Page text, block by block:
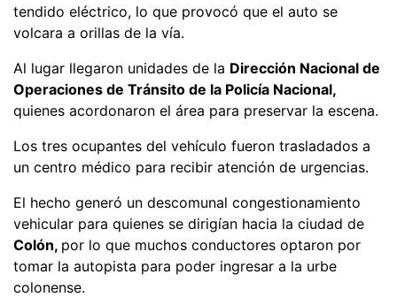
tendido eléctrico, lo que provocó que el auto se
volcara a orillas de la vía.
Al lugar llegaron unidades de la Dirección Nacional de
Operaciones de Tránsito de la Policía Nacional,
quienes acordonaron el área para preservar la escena.
Los tres ocupantes del vehículo fueron trasladados a
un centro médico para recibir atención de urgencias.
El hecho generó un descomunal congestionamiento
vehicular para quienes se dirigían hacia la ciudad de
Colón, por lo que muchos conductores optaron por
tomar la autopista para poder ingresar a la urbe
colonense.